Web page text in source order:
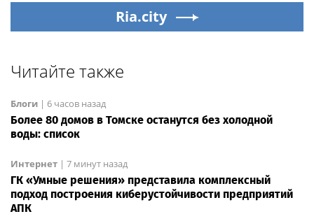
Ria.city
Читайте также
Блоги | 6 часов назад
Более 80 домов в Томске останутся без холодной
воды: список
Интернет | 7 минут назад
ГК «Умные решения» представила комплексный
подход построения киберустойчивости предприятий
АПК